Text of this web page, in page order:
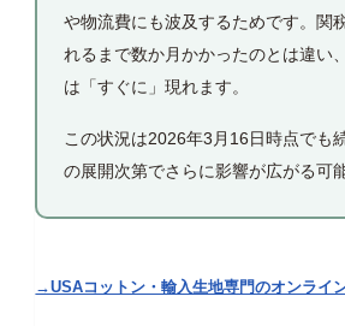
や物流費にも波及するためです。関
れるまで数か月かかったのとは違い
は「すぐに」現れます。
この状況は2026年3月16日時点でも
の展開次第でさらに影響が広がる可
→USAコットン・輸入生地専門のオンライ